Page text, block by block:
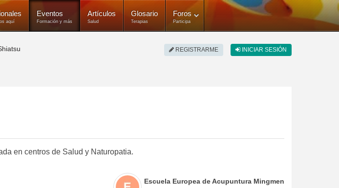
aquí
Eventos
Formación y más
Artículos
Salud
Glosario
Terapias
Foros
Participa
REGISTRARME INICIAR SESIÓN
en centros de Salud y Naturopatia.
Escuela Europea de Acupuntura Mingmen